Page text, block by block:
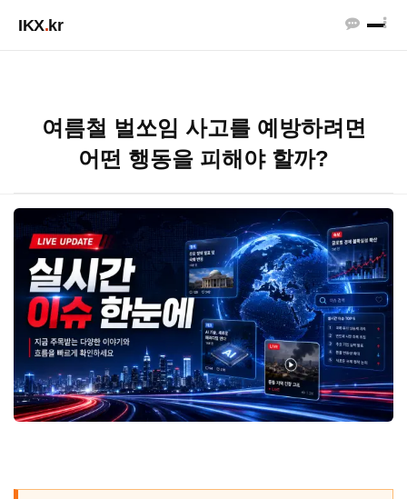
IKX.kr
여름철 벌쏘임 사고를 예방하려면
어떤 행동을 피해야 할까?